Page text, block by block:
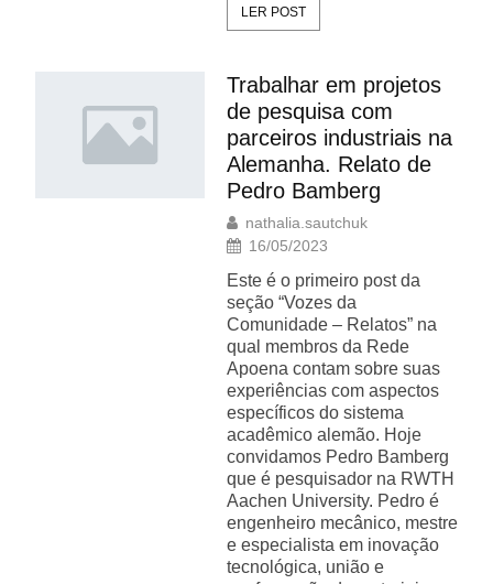
LER POST
Trabalhar em projetos
de pesquisa com
parceiros industriais na
Alemanha. Relato de
Pedro Bamberg
nathalia.sautchuk
16/05/2023
Este é o primeiro post da
seção “Vozes da
Comunidade – Relatos” na
qual membros da Rede
Apoena contam sobre suas
experiências com aspectos
específicos do sistema
acadêmico alemão. Hoje
convidamos Pedro Bamberg
que é pesquisador na RWTH
Aachen University. Pedro é
engenheiro mecânico, mestre
e especialista em inovação
tecnológica, união e